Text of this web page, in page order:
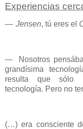
Experiencias
— Jensen, tú eres el
—
Nosotros
grandísima
resulta que sólo
tecnología. Pero no
(…) era consciente